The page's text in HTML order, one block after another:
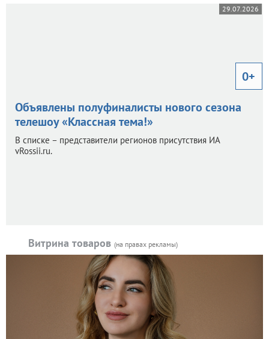
29.07.2026
0+
Объявлены полуфиналисты нового сезона
телешоу «Классная тема!»
В списке – представители регионов присутствия ИА
vRossii.ru.
Витрина товаров (на правах рекламы)